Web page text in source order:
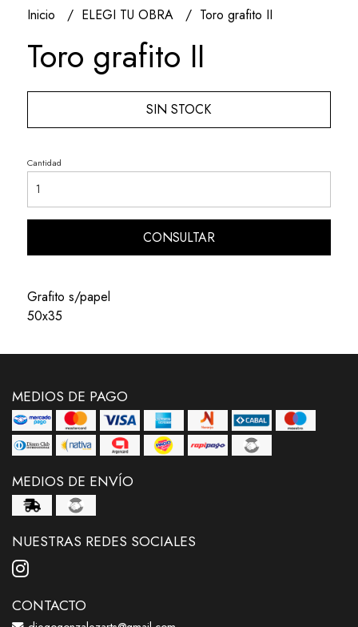
Inicio ELEGI TU OBRA Toro grafito II
Toro grafito II
SIN STOCK
Cantidad
CONSULTAR
Grafito s/papel
50x35
MEDIOS DE PAGO
MEDIOS DE ENVÍO
NUESTRAS REDES SOCIALES
CONTACTO